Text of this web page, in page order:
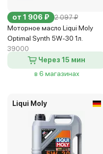
от 1 906 ₽ 2 097 ₽
Моторное масло Liqui Moly
Optimal Synth 5W-30 1л.
39000
Через 15 мин
в 6 магазинах
Liqui Moly